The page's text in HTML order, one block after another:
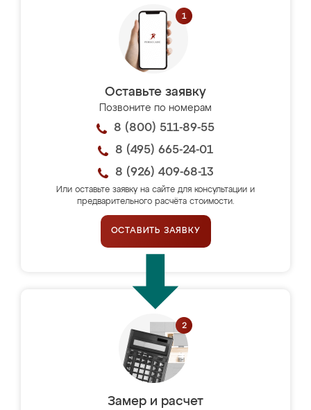
Оставьте заявку
Позвоните по номерам
8 (800) 511-89-55
8 (495) 665-24-01
8 (926) 409-68-13
Или оставьте заявку на сайте для консультации и
предварительного расчёта стоимости.
ОСТАВИТЬ ЗАЯВКУ
Замер и расчет